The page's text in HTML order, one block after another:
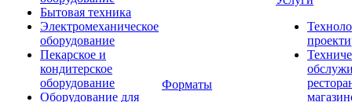
Бытовая техника
Электромеханическое
оборудование
Пекарское и
кондитерское
оборудование
Оборудование для
Форматы